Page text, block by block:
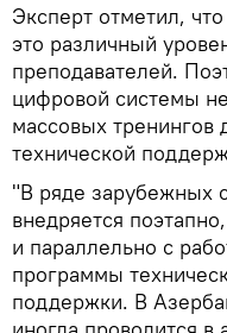
Эксперт отметил,
это различный
преподавателей.
цифровой системы
массовых тренингов
технической
"В ряде зарубежных
внедряется
и параллельно с
программы
поддержки. В